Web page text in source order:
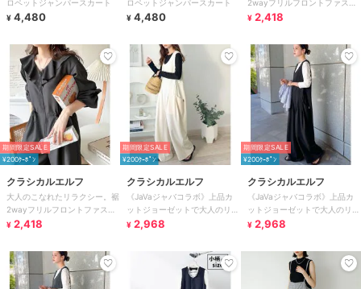
ロペットジャンパースカート
¥ 4,480
ロペットジャンパースカート
¥ 4,480
2wayフリルフロントファスナ
ードロストオールインワン（長
¥ 2,418
期間限定SALE
¥200ｸｰﾎﾟﾝ
クラシカルエルフ
大人のこなれたリラクシー。裾
2wayフリルフロントファスナ
ードロストオールインワン（長
¥ 2,418
期間限定SALE
¥200ｸｰﾎﾟﾝ
クラシカルエルフ
《JaVaジャバコラボ》上品カ
ットジョーゼットで大人のリラ
ックス感♪Uネックオールイン
¥ 2,968
期間限定SALE
¥200ｸｰﾎﾟﾝ
クラシカルエルフ
《JaVaジャバコラボ》上品カ
ットジョーゼットで大人のリラ
ックス感♪Uネックオールイン
¥ 2,968